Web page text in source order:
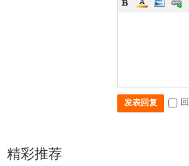
发表回复
精彩推荐